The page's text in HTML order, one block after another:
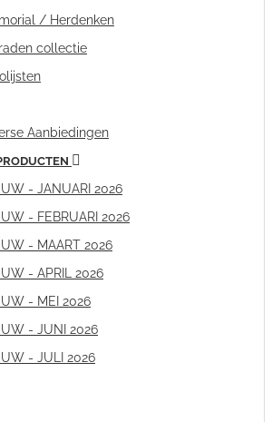
/ Herdenken
collectie
Aanbiedingen
- JANUARI 2026
- FEBRUARI 2026
- MAART 2026
- APRIL 2026
- MEI 2026
- JUNI 2026
- JULI 2026